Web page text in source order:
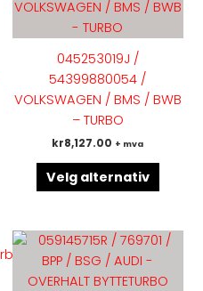
045253019J /
54399880054 /
VOLKSWAGEN / BMS / BWB
– TURBO
kr8,127.00 + mva
Velg alternativ
har
velges
Dette
har